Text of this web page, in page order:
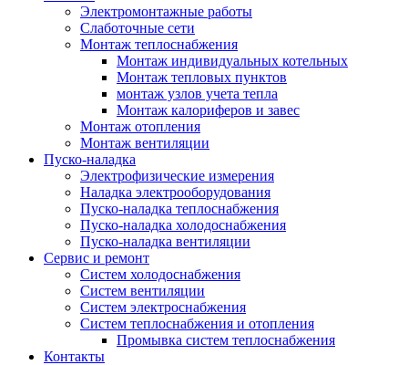
Электромонтажные работы
Слаботочные сети
Монтаж теплоснабжения
Монтаж индивидуальных котельных
Монтаж тепловых пунктов
монтаж узлов учета тепла
Монтаж калориферов и завес
Монтаж отопления
Монтаж вентиляции
Пуско-наладка
Электрофизические измерения
Наладка электрооборудования
Пуско-наладка теплоснабжения
Пуско-наладка холодоснабжения
Пуско-наладка вентиляции
Сервис и ремонт
Систем холодоснабжения
Систем вентиляции
Систем электроснабжения
Систем теплоснабжения и отопления
Промывка систем теплоснабжения
Контакты